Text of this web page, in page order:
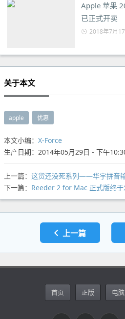
Apple 苹果
已正式开卖
2018年7月
关于本文
apple 优惠
本文小编： X-Force
生产日期：2014年05月29日 - 下午
上一篇： 这货还没死系列——华宇拼音
下一篇： Reeder 2 for Mac 正式版终于
上一篇
首页 正版 电